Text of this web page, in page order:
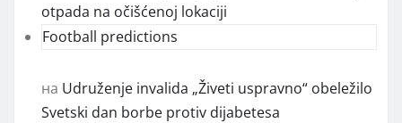
otpada na očišćenoj lokaciji
Football predictions
на Udruženje invalida „Živeti uspravno“ obeležilo
Svetski dan borbe protiv dijabetesa